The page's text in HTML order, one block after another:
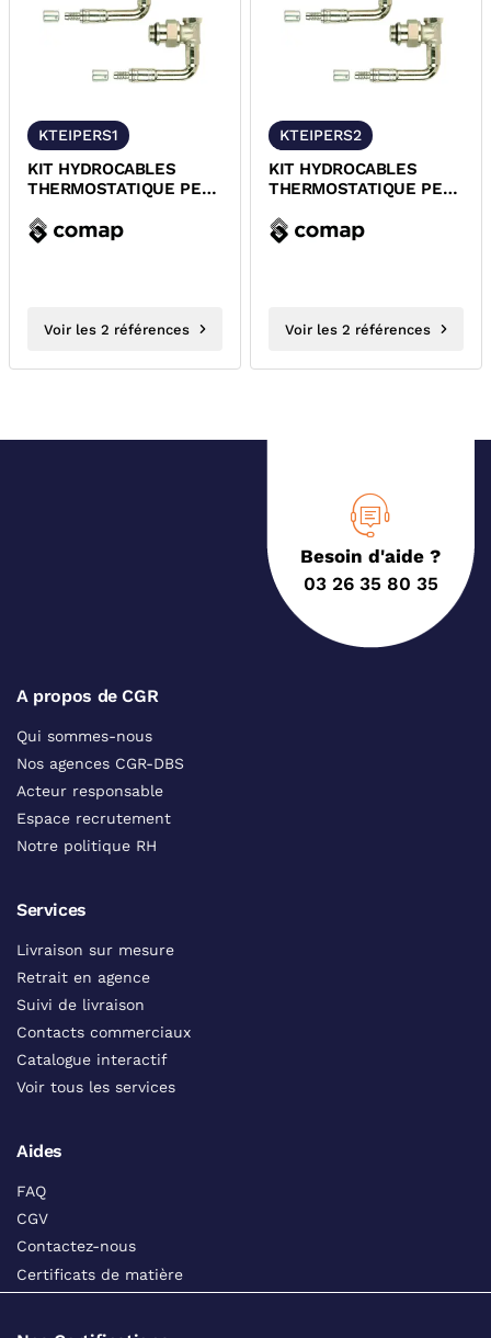
KTEIPERS1
KIT HYDROCABLES
THERMOSTATIQUE PER
R857121H / R857161H
Voir les 2 références
KTEIPERS2
KIT HYDROCABLES
THERMOSTATIQUE PER
R857122H / R857162H
Voir les 2 références
Besoin d'aide ?
03 26 35 80 35
A propos de CGR
Qui sommes-nous
Nos agences CGR-DBS
Acteur responsable
Espace recrutement
Notre politique RH
Services
Livraison sur mesure
Retrait en agence
Suivi de livraison
Contacts commerciaux
Catalogue interactif
Voir tous les services
Aides
FAQ
CGV
Contactez-nous
Certificats de matière